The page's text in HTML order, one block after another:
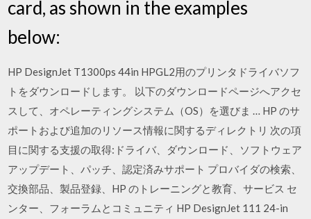
card, as shown in the examples
below:
HP DesignJet T1300ps 44in HPGL2用のプリンタドライバソフ
トをダウンロードします。 以下のダウンロードページへアクセ
スして、オペレーティングシステム（OS）を選びま … HP のサ
ポートおよび追加のリソース情報に関するディレクトリ 次の項
目に関する支援の取得:ドライバ、ダウンロード、ソフトウェア
アップデート、パッチ、認定済みサポート プロバイダの検索、
交換部品、製品登録、HP のトレーニングと教育、サービス セ
ンター、フォーラムとコミュニティ HP DesignJet 111 24-in